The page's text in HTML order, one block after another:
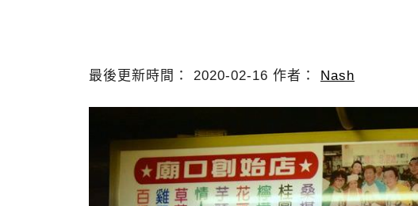
最後更新時間： 2020-02-16 作者： Nash